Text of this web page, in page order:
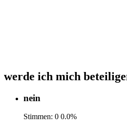
werde ich mich
nein
Stimmen: 0 0.0%